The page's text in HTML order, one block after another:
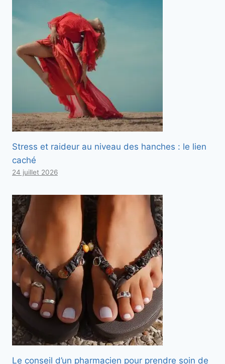
Stress et raideur au niveau des hanches : le lien
caché
24 juillet 2026
Le conseil d’un pharmacien pour prendre soin de